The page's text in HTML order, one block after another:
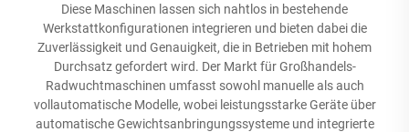
Diese Maschinen lassen sich nahtlos in bestehende
Werkstattkonfigurationen integrieren und bieten dabei die
Zuverlässigkeit und Genauigkeit, die in Betrieben mit hohem
Durchsatz gefordert wird. Der Markt für Großhandels-
Radwuchtmaschinen umfasst sowohl manuelle als auch
vollautomatische Modelle, wobei leistungsstarke Geräte über
automatische Gewichtsanbringungssysteme und integrierte